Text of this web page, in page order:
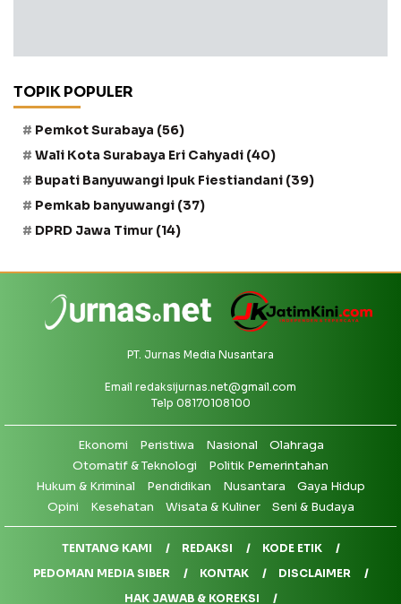
TOPIK POPULER
Pemkot Surabaya (56)
Wali Kota Surabaya Eri Cahyadi (40)
Bupati Banyuwangi Ipuk Fiestiandani (39)
Pemkab banyuwangi (37)
DPRD Jawa Timur (14)
PT. Jurnas Media Nusantara
Email redaksijurnas.net@gmail.com
Telp 08170108100
Ekonomi Peristiwa Nasional
Olahraga
Otomatif & Teknologi
Politik Pemerintahan
Hukum & Kriminal
Pendidikan Nusantara
Gaya Hidup
Opini
Kesehatan Wisata & Kuliner Seni & Budaya
TENTANG KAMI REDAKSI
KODE ETIK
PEDOMAN MEDIA SIBER
KONTAK
DISCLAIMER
HAK JAWAB & KOREKSI